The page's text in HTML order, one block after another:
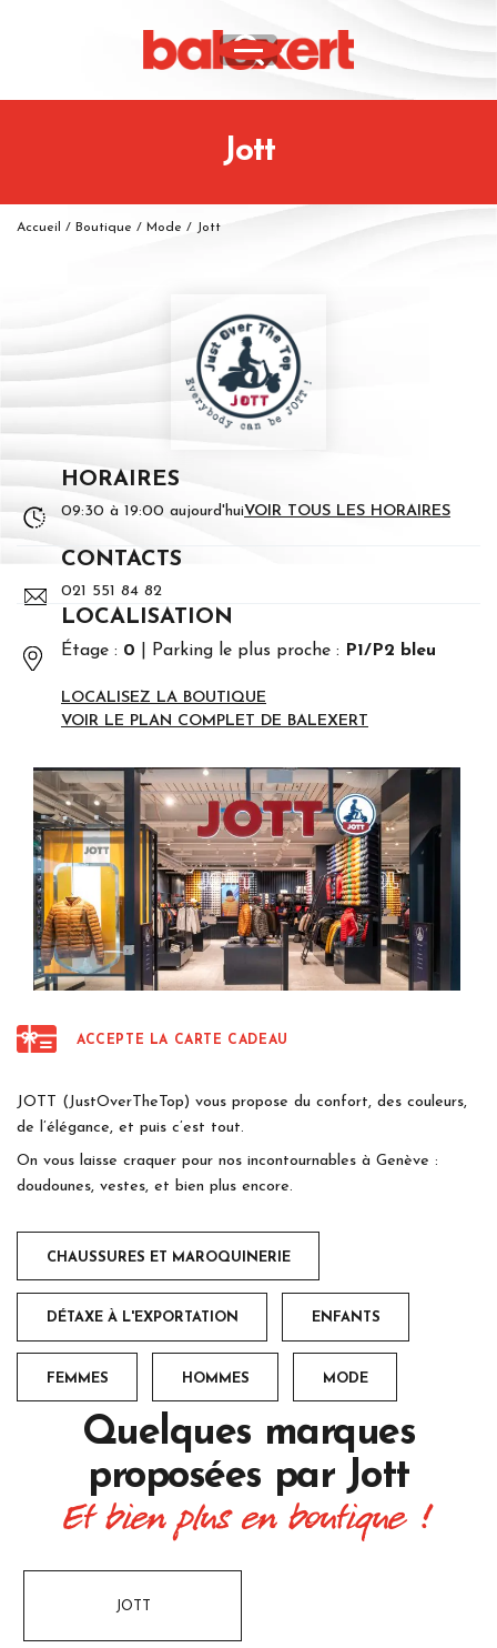
Jott
Accueil / Boutique / Mode / Jott
HORAIRES
09:30 à 19:00 aujourd'huiVOIR TOUS LES HORAIRES
CONTACTS
021 551 84 82
LOCALISATION
Étage : 0 Parking le plus proche : P1/P2 bleu
LOCALISEZ LA BOUTIQUE
VOIR LE PLAN COMPLET DE BALEXERT
ACCEPTE LA CARTE CADEAU
JOTT (JustOverTheTop) vous propose du confort, des couleurs,
de l’élégance, et puis c’est tout.
On vous laisse craquer pour nos incontournables à Genève :
doudounes, vestes, et bien plus encore.
CHAUSSURES ET MAROQUINERIE
DÉTAXE À L'EXPORTATION ENFANTS
FEMMES HOMMES MODE
Quelques marques
proposées par Jott
Et bien plus en boutique !
JOTT